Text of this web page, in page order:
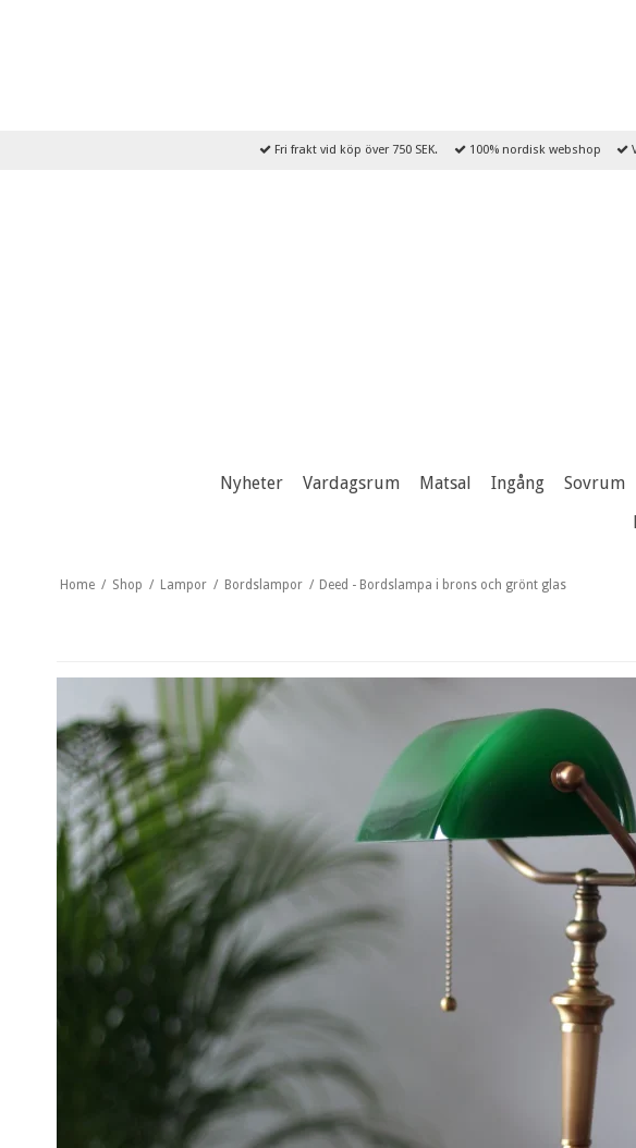
Fri frakt vid köp över 750 SEK. 100% nordisk webshop
Nyheter Vardagsrum Matsal Ingång Sovrum
Home / Shop / Lampor / Bordslampor / Deed - Bordslampa i brons och grönt glas